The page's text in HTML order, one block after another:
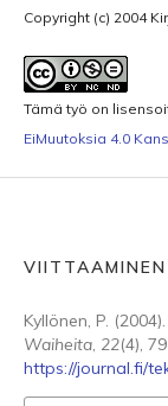
Copyright (c) 2004
Tämä työ on
EiMuutoksia 4.0
VIITTAAMINEN
Kyllönen, P.
Waiheita, 22(4),
https://journal.fi/